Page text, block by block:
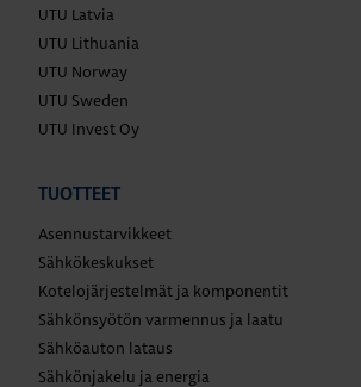
UTU Latvia
UTU Lithuania
UTU Norway
UTU Sweden
UTU Invest Oy
TUOTTEET
Asennustarvikkeet
Sähkökeskukset
Kotelojärjestelmät ja komponentit
Sähkönsyötön varmennus ja laatu
Sähköauton lataus
Sähkönjakelu ja energia